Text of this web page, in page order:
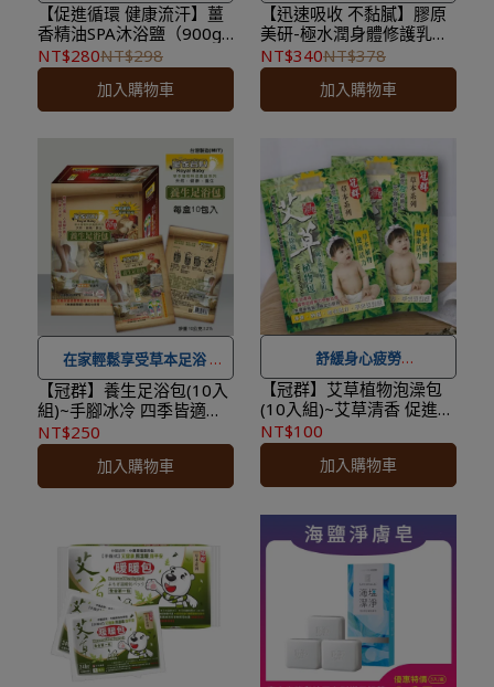
★ 可宅配到府&超商取貨，
全館滿 NT$ 1,500免運費，
另有離島7-11超取服務
累積紅利點
數，一點抵一元！
★到貨時間參考：訂購完成
後，下個工作天出貨，出貨
後物流預計1-3個工作天送
達。
【促進循環 健康流汗】薑
香精油SPA沐浴鹽（900g/
罐）溫暖香氛浴 抵抗手腳
冰冷 放鬆疲憊
NT$280NT$298
加入購物車
潤滋養 好推不黏膩
★ 可宅配到府&超商取貨，
全館滿 NT$ 1,500免運費，
★ 登入會員訂購，管理訂單
更方便，還可累積紅利點
數，一點抵一元！
★到貨時間參考：訂購完成
後，下個工作天出貨，出貨
後物流預計1-3個工作天送
達。
【迅速吸收 不黏膩】膠原
美研-極水潤身體修護乳
300ml/瓶-身體乳液 修護
乾燥12天有感
NT$340NT$378
加入購物車
在家輕鬆享受草本足浴
★ 可宅配到府&超商取貨，
全館滿 NT$ 1,500免運費，
另有離島7-11超取服務。
★ 登入會員訂購，管理訂單
到貨時間參考：訂購完成
後，下個工作天出貨，出貨
後物流預計1-3個工作天送
達。
【冠群】養生足浴包(10入
組)~手腳冰冷 四季皆適用
暖身推薦
NT$250
加入購物車
舒緩身心疲勞
★ 可宅配到府&超商取貨，
全館滿 NT$ 1,500 免運費，
另有離島7-11超取服務。
★ 登入會員訂購，管理訂單
數，一點抵一元！
到貨時間參考：訂購完成
後，下個工作天出貨，出貨
後物流預計1-3個工作天送
達。
【冠群】艾草植物泡澡包
(10入組)~艾草清香 促進新
陳代謝 舒緩身心疲勞
NT$100
加入購物車